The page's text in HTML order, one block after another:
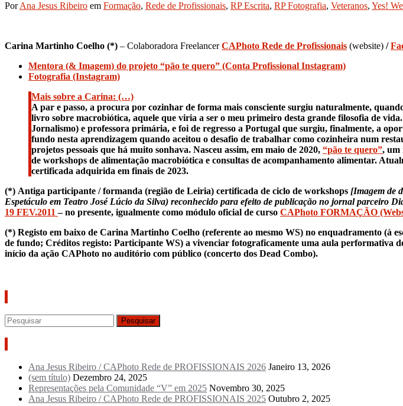
PorAna Jesus Ribeiro em Formação, Rede de Profissionais, RP Escrita, RP Fotografia, Veteranos, Yes!
Carina Martinho Coelho (*) – Colaboradora FreelancerCAPhoto Rede de Profissionais (website) /
Mentora (& Imagem) do projeto “pão te quero” (Conta Profissional Instagram)
Fotografia (Instagram)
Mais sobre a Carina: (…)
A par e passo, a procura por cozinhar de forma mais consciente surgiu naturalmente,
livro sobre macrobiótica, aquele que viria a ser o meu primeiro desta grande filosofia de
Jornalismo) e professora primária, e foi de regresso a Portugal que surgiu, finalmente, a
fundo nesta aprendizagem quando aceitou o desafio de trabalhar como cozinheira num
projetos pessoais que há muito sonhava. Nasceu assim, em maio de 2020, “pão te quero”, um
de workshops de alimentação macrobiótica e consultas de acompanhamento alimentar.
certificada adquirida em finais de 2023.
(*) Antiga participante / formanda (região de Leiria) certificada de ciclo de workshops [Imagem de
Espetáculo em Teatro José Lúcio da Silva) reconhecido para efeito de publicação no jornal parceiro
19 FEV.2011– no presente, igualmente como módulo oficial de curso CAPhoto FORMAÇÃO
(*) Registo em baixo de Carina Martinho Coelho (referente ao mesmo WS) no enquadramento (à
de fundo; Créditos registo: Participante WS) a vivenciar fotograficamente uma aula performativa
início da ação CAPhoto no auditório com público (concerto dos Dead Combo).
Ana Jesus Ribeiro / CAPhoto Rede de PROFISSIONAIS 2026 Janeiro 13, 2026
(sem título) Dezembro 24, 2025
Representações pela Comunidade “V” em 2025 Novembro 30, 2025
Ana Jesus Ribeiro / CAPhoto Rede de PROFISSIONAIS 2025 Outubro 2, 2025